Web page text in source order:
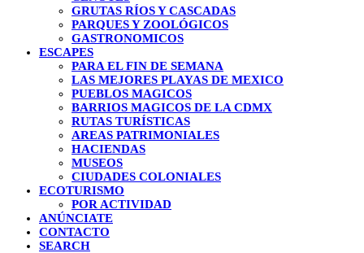
GRUTAS RÍOS Y CASCADAS
PARQUES Y ZOOLÓGICOS
GASTRONOMICOS
ESCAPES
PARA EL FIN DE SEMANA
LAS MEJORES PLAYAS DE MEXICO
PUEBLOS MAGICOS
BARRIOS MAGICOS DE LA CDMX
RUTAS TURÍSTICAS
AREAS PATRIMONIALES
HACIENDAS
MUSEOS
CIUDADES COLONIALES
ECOTURISMO
POR ACTIVIDAD
ANÚNCIATE
CONTACTO
SEARCH